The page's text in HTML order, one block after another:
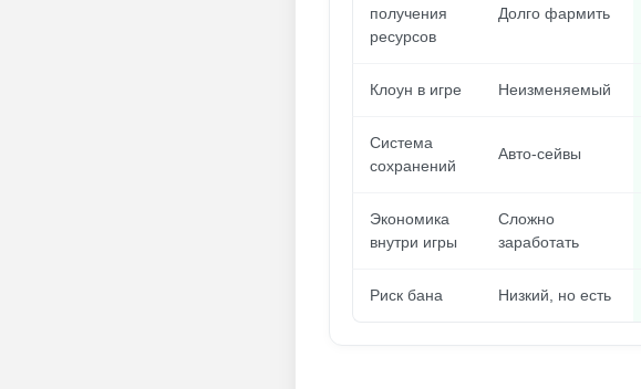
получения
ресурсов
Долго фармить
Клоун в игре Неизменяемый
Система
сохранений
Авто-сейвы
Экономика
внутри игры
Сложно
заработать
Риск бана Низкий, но есть